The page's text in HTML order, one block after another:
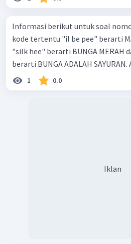
Informasi berikut untuk soal nomor 11
kode tertentu "il be pee" berarti
"silk hee" berarti BUNGA MERAH
1 0.0
Iklan